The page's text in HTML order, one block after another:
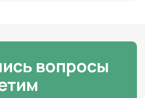
вопросы